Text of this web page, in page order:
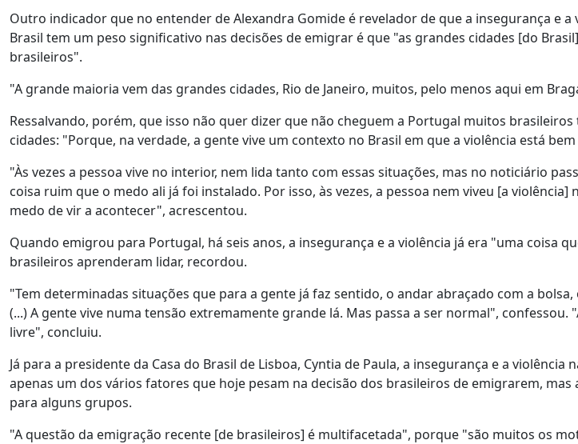
Outro indicador que no entender de Alexandra Gomide é revelador de que a insegurança e a
Brasil tem um peso significativo nas decisões de emigrar é que "as grandes cidades [do
brasileiros".
"A grande maioria vem das grandes cidades, Rio de Janeiro, muitos, pelo menos aqui em
Ressalvando, porém, que isso não quer dizer que não cheguem a Portugal muitos
cidades: "Porque, na verdade, a gente vive um contexto no Brasil em que a violência está
"Às vezes a pessoa vive no interior, nem lida tanto com essas situações, mas no noticiário
coisa ruim que o medo ali já foi instalado. Por isso, às vezes, a pessoa nem viveu [a violência]
medo de vir a acontecer", acrescentou.
Quando emigrou para Portugal, há seis anos, a insegurança e a violência já era "uma coisa
brasileiros aprenderam lidar, recordou.
"Tem determinadas situações que para a gente já faz sentido, o andar abraçado com a
(...) A gente vive numa tensão extremamente grande lá. Mas passa a ser normal", confessou.
livre", concluiu.
Já para a presidente da Casa do Brasil de Lisboa, Cyntia de Paula, a insegurança e a violência
apenas um dos vários fatores que hoje pesam na decisão dos brasileiros de emigrarem, mas
para alguns grupos.
"A questão da emigração recente [de brasileiros] é multifacetada", porque "são muitos os